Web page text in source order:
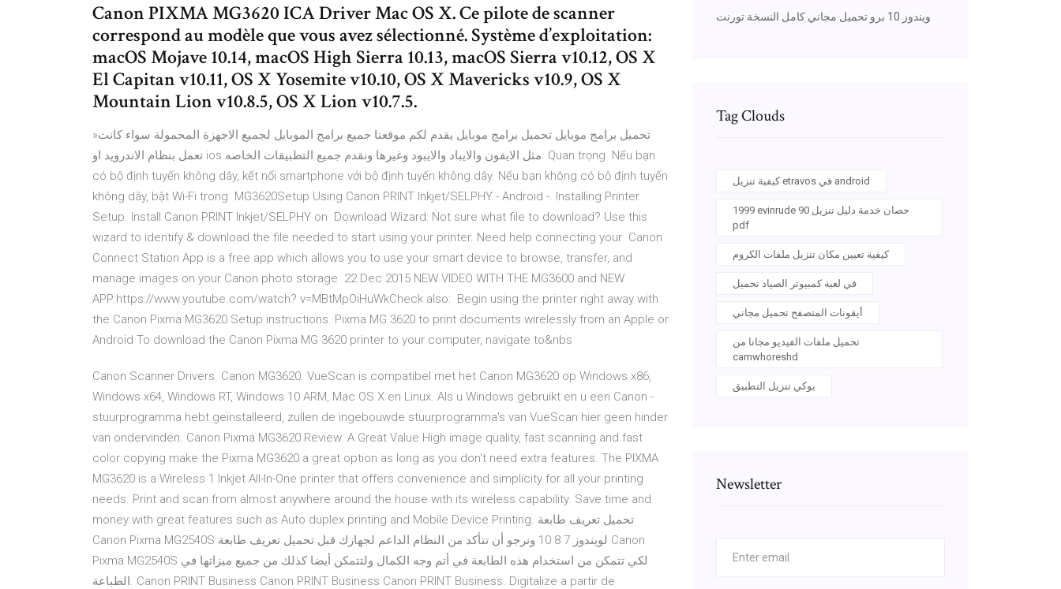
Canon PIXMA MG3620 ICA Driver Mac OS X. Ce pilote de scanner
correspond au modèle que vous avez sélectionné. Système d’exploitation:
macOS Mojave 10.14, macOS High Sierra 10.13, macOS Sierra v10.12, OS X
El Capitan v10.11, OS X Yosemite v10.10, OS X Mavericks v10.9, OS X
Mountain Lion v10.8.5, OS X Lion v10.7.5.
»تحميل برامج موبايل تحميل برامج موبايل يقدم لكم موقعنا جميع برامج الموبايل لجميع الاجهزة المحمولة سواء كانت
تعمل بنظام الاندرويد او ios مثل الايفون والايباد والايبود وغيرها ونقدم جميع التطبيقات الخاصه. Quan trọng. Nếu bạn
có bộ định tuyến không dây, kết nối smartphone với bộ định tuyến không dây. Nếu bạn không có bộ định tuyến
không dây, bật Wi-Fi trong MG3620Setup Using Canon PRINT Inkjet/SELPHY - Android -. Installing Printer.
Setup. Install Canon PRINT Inkjet/SELPHY on Download Wizard: Not sure what file to download? Use this
wizard to identify & download the file needed to start using your printer. Need help connecting your Canon
Connect Station App is a free app which allows you to use your smart device to browse, transfer, and
manage images on your Canon photo storage 22 Dec 2015 NEW VIDEO WITH THE MG3600 and NEW
APP:https://www.youtube.com/watch? v=MBtMpOiHuWkCheck also: Begin using the printer right away with
the Canon Pixma MG3620 Setup instructions. Pixma MG 3620 to print documents wirelessly from an Apple or
Android To download the Canon Pixma MG 3620 printer to your computer, navigate to&nbs
Canon Scanner Drivers. Canon MG3620. VueScan is compatibel met het Canon MG3620 op Windows x86,
Windows x64, Windows RT, Windows 10 ARM, Mac OS X en Linux. Als u Windows gebruikt en u een Canon -
stuurprogramma hebt geïnstalleerd, zullen de ingebouwde stuurprogramma's van VueScan hier geen hinder
van ondervinden. Canon Pixma MG3620 Review: A Great Value High image quality, fast scanning and fast
color copying make the Pixma MG3620 a great option as long as you don't need extra features. The PIXMA
MG3620 is a Wireless 1 Inkjet All-In-One printer that offers convenience and simplicity for all your printing
needs. Print and scan from almost anywhere around the house with its wireless capability. Save time and
money with great features such as Auto duplex printing and Mobile Device Printing. تحميل تعريف طابعة
Canon Pixma MG2540S لويندوز 7 8 10 ونرجو أن تتأكد من النظام الداعم لجهازك قبل تحميل تعريف طابعة Canon
Pixma MG2540S لكي تتمكن من استخدام هذه الطابعة في أتم وجه الكمال ولتتمكن أيضا كذلك من جميع ميزاتها في
الطباعة. Canon PRINT Business Canon PRINT Business Canon PRINT Business. Digitalize a partir de
ويندوز 10 برو تحميل مجاني كامل النسخة تورنت
Tag Clouds
كيفية تنزيل etravos في android
1999 evinrude 90 حصان خدمة دليل تنزيل
pdf
كيفية تعيين مكان تنزيل ملفات الكروم
في لعبة كمبيوتر الصياد تحميل
أيقونات المتصفح تحميل مجاني
تحميل ملفات الفيديو مجانا من
camwhoreshd
يوكي تنزيل التطبيق
Newsletter